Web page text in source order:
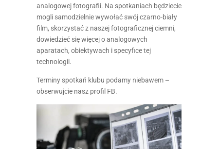
analogowej fotografii. Na spotkaniach będziecie
mogli samodzielnie wywołać swój czarno-biały
film, skorzystać z naszej fotograficznej ciemni,
dowiedzieć się więcej o analogowych
aparatach, obiektywach i specyfice tej
technologii.
Terminy spotkań klubu podamy niebawem –
obserwujcie nasz profil FB.